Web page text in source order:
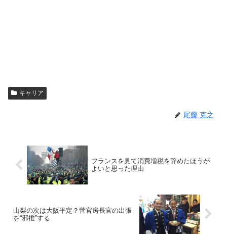
キャリア
尾藤 克之
フランスを見て消費増税を辞めたほうが
よいと思った理由
山梨の次は大阪平定？菅官房長官の出張
を“邪推”する